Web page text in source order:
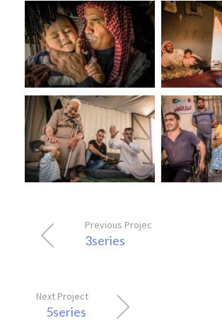
Previous Project
3series
Next Project
5series